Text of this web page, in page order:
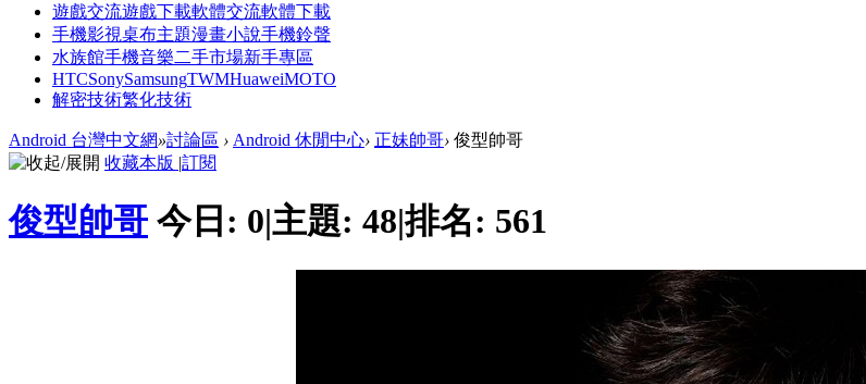
遊戲交流遊戲下載軟體交流軟體下載
手機影視桌布主題漫畫小說手機鈴聲
水族館手機音樂二手市場新手專區
HTCSonySamsungTWMHuaweiMOTO
解密技術繁化技術
Android 台灣中文網»討論區 › Android 休閒中心› 正妹帥哥› 俊型帥哥
收藏本版 |訂閱
俊型帥哥 今日: 0|主題: 48|排名: 561